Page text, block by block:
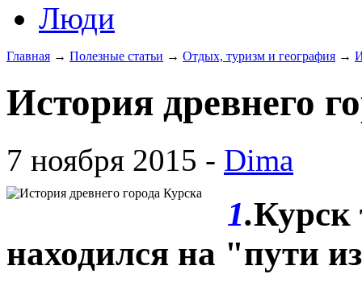
Люди
Главная → Полезные статьи → Отдых, туризм и география →
История древнего
7 ноября 2015 - Dima
1.Курск
находился на "пути